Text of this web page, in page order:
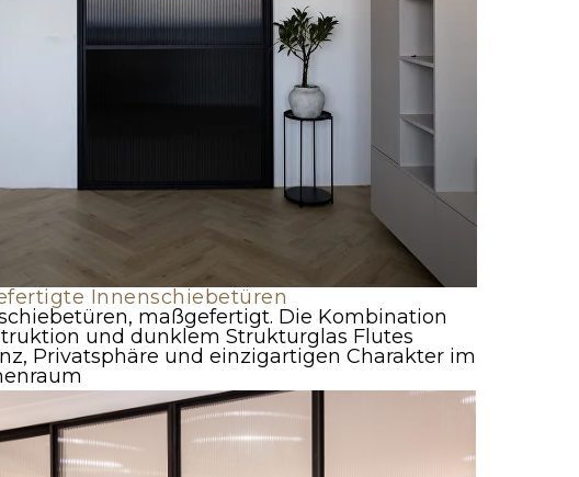
maßgefertigt. Die Kombination
und dunklem Strukturglas Flutes
Privatsphäre und einzigartigen Charakter im
Innenschiebetüren